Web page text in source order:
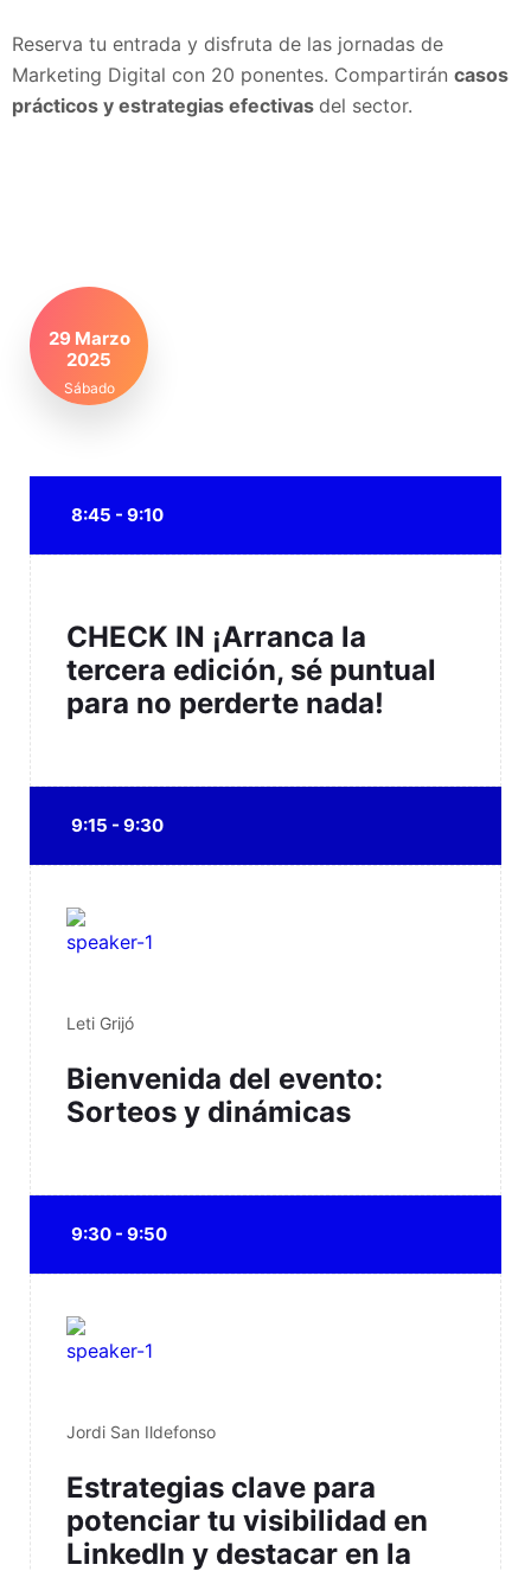
Reserva tu entrada y disfruta de las jornadas de
Marketing Digital con 20 ponentes. Compartirán casos
prácticos y estrategias efectivas del sector.
29 Marzo
2025
Sábado
8:45 - 9:10
CHECK IN ¡Arranca la
tercera edición, sé puntual
para no perderte nada!
9:15 - 9:30
Leti Grijó
Bienvenida del evento:
Sorteos y dinámicas
9:30 - 9:50
Jordi San Ildefonso
Estrategias clave para
potenciar tu visibilidad en
LinkedIn y destacar en la